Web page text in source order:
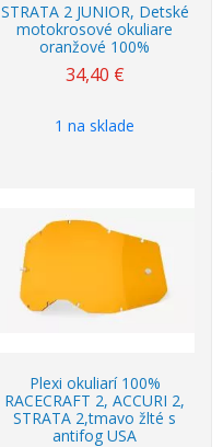
STRATA 2 JUNIOR, Detské
motokrosové okuliare
oranžové 100%
34,40 €
1 na sklade
Plexi okuliarí 100%
RACECRAFT 2, ACCURI 2,
STRATA 2,tmavo žlté s
antifog USA